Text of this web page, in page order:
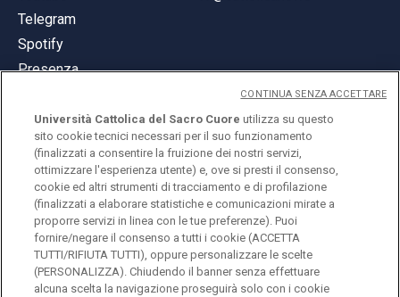
Telegram
Spotify
Presenza
© Università Cattolica del Sacro Cuore
Largo A. Gemelli 1, 20123 Milano
PI 02133120150
Università Cattolica del Sacro Cuore utilizza su questo
sito cookie tecnici necessari per il suo funzionamento
(finalizzati a consentire la fruizione dei nostri servizi,
ottimizzare l'esperienza utente) e, ove si presti il consenso,
cookie ed altri strumenti di tracciamento e di profilazione
(finalizzati a elaborare statistiche e comunicazioni mirate a
proporre servizi in linea con le tue preferenze). Puoi
fornire/negare il consenso a tutti i cookie (ACCETTA
TUTTI/RIFIUTA TUTTI), oppure personalizzare le scelte
(PERSONALIZZA). Chiudendo il banner senza effettuare
alcuna scelta la navigazione proseguirà solo con i cookie
CONTINUA SENZA ACCETTARE